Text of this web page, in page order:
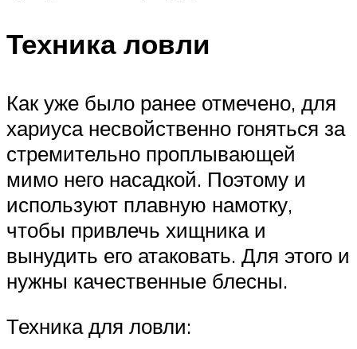
Техника ловли
Как уже было ранее отмечено, для
хариуса несвойственно гоняться за
стремительно проплывающей
мимо него насадкой. Поэтому и
используют плавную намотку,
чтобы привлечь хищника и
вынудить его атаковать. Для этого и
нужны качественные блесны.
Техника для ловли: